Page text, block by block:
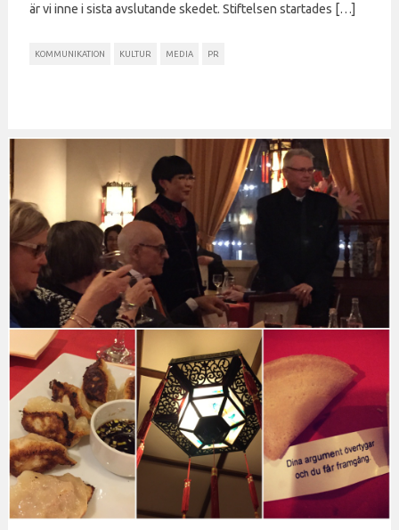
är vi inne i sista avslutande skedet. Stiftelsen startades […]
KOMMUNIKATION KULTUR MEDIA PR